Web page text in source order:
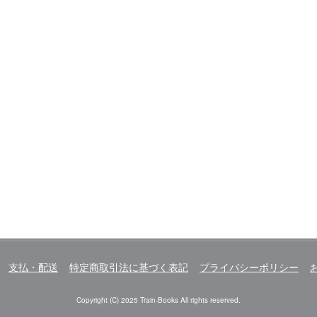
支払・配送 特定商取引法に基づく表記 プライバシーポリシー
Copyright (C) 2025 Train-Books All rights reserved.